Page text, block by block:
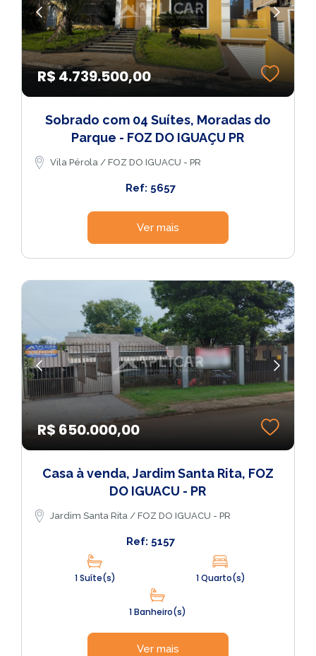
R$ 4.739.500,00
Sobrado com 04 Suítes, Moradas do
Parque - FOZ DO IGUAÇU PR
Vila Pérola / FOZ DO IGUACU - PR
Ref: 5657
Ver mais
R$ 650.000,00
Casa à venda, Jardim Santa Rita, FOZ
DO IGUACU - PR
Jardim Santa Rita / FOZ DO IGUACU - PR
Ref: 5157
1 Suíte(s) 1 Quarto(s)
1 Banheiro(s)
Ver mais